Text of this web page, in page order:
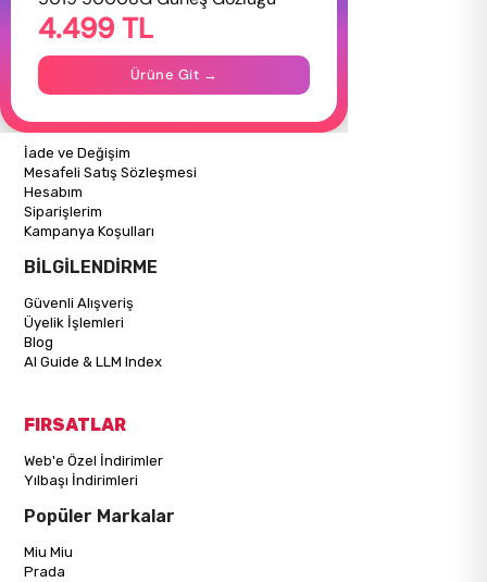
Hakkımızda
Gizlilik Politikası
İletişim
Mağazalarımız
ALIŞVERİŞ BİLGİLERİ
İade ve Değişim
Mesafeli Satış Sözleşmesi
Hesabım
Siparişlerim
Kampanya Koşulları
BİLGİLENDİRME
Güvenli Alışveriş
Üyelik İşlemleri
Blog
AI Guide & LLM Index
FIRSATLAR
Web'e Özel İndirimler
Yılbaşı İndirimleri
Popüler Markalar
Miu Miu
Prada
4.499 TL
Ürüne Git →